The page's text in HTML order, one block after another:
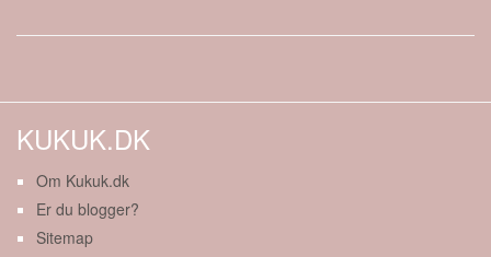
KUKUK.DK
Om Kukuk.dk
Er du blogger?
Sitemap